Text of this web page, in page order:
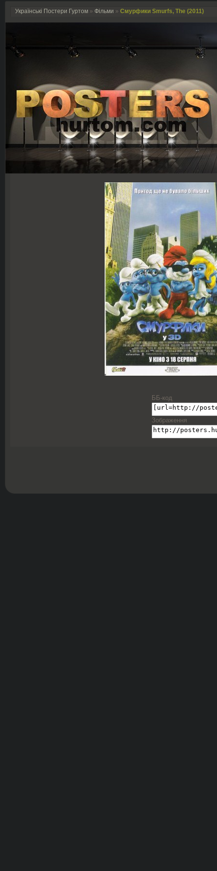
Українські Постери Гуртом » Фільми » Смурфики Smurfs, The (2011)
ББ-код
Зображення